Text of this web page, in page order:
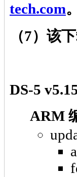
tech.com。
（7）该
DS-5
ARM